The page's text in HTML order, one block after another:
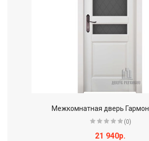
Межкомнатная дверь
(0)
21 940р.